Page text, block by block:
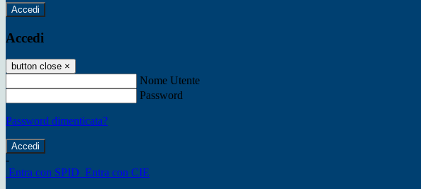
Accedi
Accedi
button close ×
Nome Utente
Password
Password dimenticata?
-
Entra con SPID Entra con CIE